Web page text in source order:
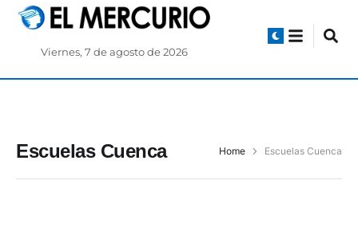
Viernes, 7 de agosto de 2026
Escuelas Cuenca Home Escuelas Cuenca